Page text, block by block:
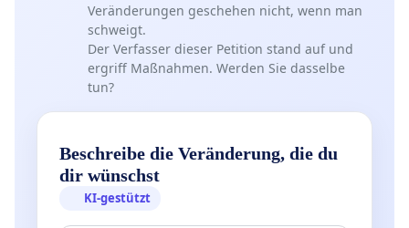
Veränderungen geschehen nicht, wenn man
schweigt.
Der Verfasser dieser Petition stand auf und
ergriff Maßnahmen. Werden Sie dasselbe
tun?
Beschreibe die Veränderung, die du
dir wünschst
KI-gestützt